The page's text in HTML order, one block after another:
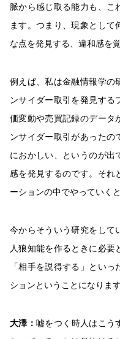
脈から感じ取る能力も、こ
ます。つまり、現象として
な点を発見する、違和感を
例えば、私は金融情報学の
ンサイダー取引を発見する
価変動や売買記録のデータ
ンサイダー取引があったの
におかしい、というのが出
感を発見するのです。それ
ーションの中でやっていく
今からそういう研究をして
人狼知能を作るときに必要
「相手を説得する」とい
ションということになります
大澤：嘘をつく時人はこう